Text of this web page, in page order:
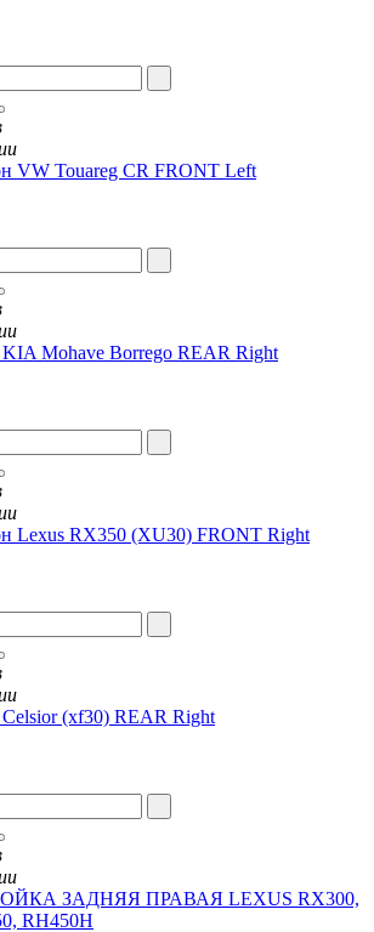
VW Touareg CR FRONT Left
KIA Mohave Borrego REAR Right
Lexus RX350 (XU30) FRONT Right
(xf30) REAR Right
ЗАДНЯЯ ПРАВАЯ LEXUS RX300,
RH450H